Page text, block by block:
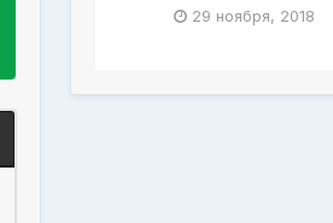
29 ноября, 2018